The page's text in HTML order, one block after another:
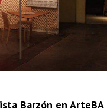
Barzón en ArteBA